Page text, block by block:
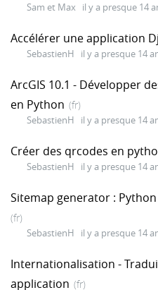
Sam et Max il y a presque 14
Accélérer une application
SebastienH il y a presque 14
ArcGIS 10.1 - Développer
en Python (fr)
SebastienH il y a presque 14
Créer des qrcodes en
SebastienH il y a presque 14
Sitemap generator :
(fr)
SebastienH il y a presque 14
Internationalisation -
application (fr)